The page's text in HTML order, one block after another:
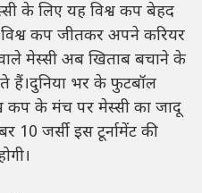
के लिए यह विश्व कप बेहद
कप जीतकर अपने करियर
मेस्सी अब खिताब बचाने के
हैं।दुनिया भर के फुटबॉल
कप के मंच पर मेस्सी का जादू
जर्सी इस टूर्नामेंट की